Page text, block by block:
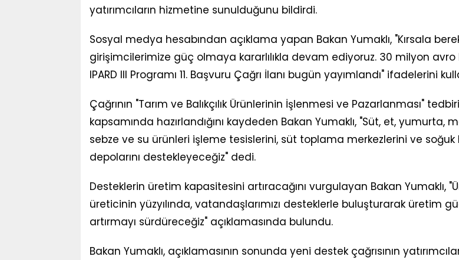
yatırımcıların hizmetine sunulduğunu bildirdi.
Sosyal medya hesabından açıklama yapan Bakan Yumaklı, "Kırsala
girişimcilerimize güç olmaya kararlılıkla devam ediyoruz. 30 milyon
IPARD III Programı 11. Başvuru Çağrı İlanı bugün yayımlandı" ifadelerini
Çağrının "Tarım ve Balıkçılık Ürünlerinin İşlenmesi ve Pazarlanması" tedbiri
kapsamında hazırlandığını kaydeden Bakan Yumaklı, "Süt, et, yumurta,
sebze ve su ürünleri işleme tesislerini, süt toplama merkezlerini ve soğuk
depolarını destekleyeceğiz" dedi.
Desteklerin üretim kapasitesini artıracağını vurgulayan Bakan Yumaklı,
üreticinin yüzyılında, vatandaşlarımızı desteklerle buluşturarak üretim
artırmayı sürdüreceğiz" açıklamasında bulundu.
Bakan Yumaklı, açıklamasının sonunda yeni destek çağrısının